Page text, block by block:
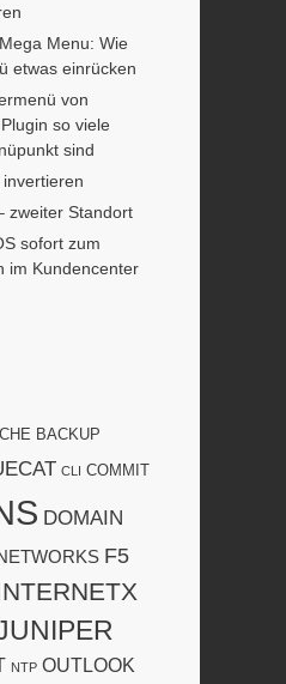
Menu: Wie
etwas einrücken
von
so viele
sind
zweiter Standort
sofort zum
im Kundencenter
BACKUP
CLI COMMIT
DOMAIN
F5
NTP OUTLOOK